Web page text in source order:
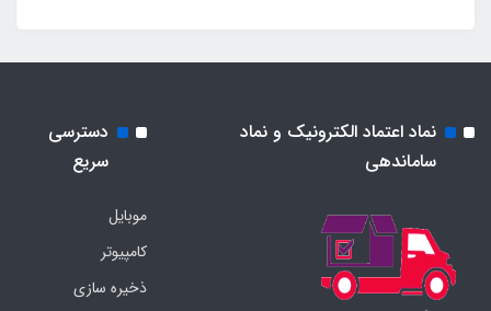
نماد اعتماد الکترونیک و نماد
ساماندهی
دسترسی
سریع
موبایل
کامپیوتر
ذخیره سازی